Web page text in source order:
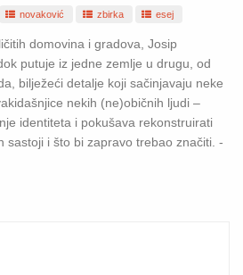
novaković zbirka esej
domovina i gradova, Josip
putuje iz jedne zemlje u drugu, od
bilježeći detalje koji sačinjavaju neke
nekih (ne)običnih ljudi –
identiteta i pokušava rekonstruirati
sastoji i što bi zapravo trebao značiti. -